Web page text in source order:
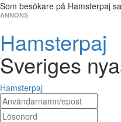
Som besökare på Hamsterpaj
ANNONS
Hamsterpaj
Sveriges
Hamsterpaj